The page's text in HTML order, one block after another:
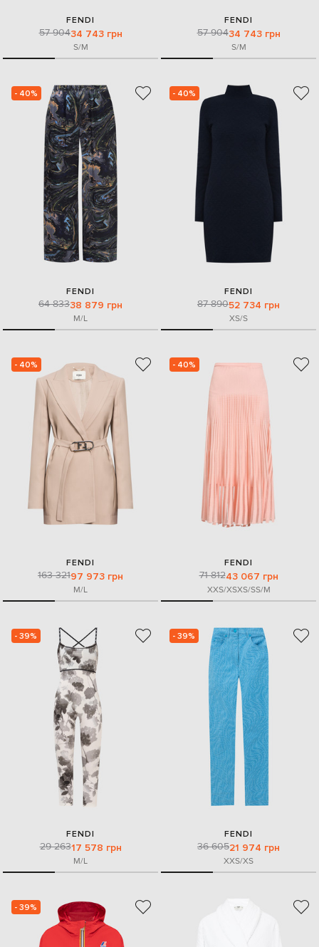
FENDI
57 90434 743 грн
S/M
FENDI
57 90434 743 грн
S/M
- 40%
FENDI
64 83338 879 грн
M/L
- 40%
FENDI
87 89052 734 грн
XS/S
- 40%
FENDI
163 32197 973 грн
M/L
- 40%
FENDI
71 81243 067 грн
XXS/XSXS/SS/M
- 39%
FENDI
29 26317 578 грн
M/L
- 39%
FENDI
36 60521 974 грн
XXS/XS
- 39%